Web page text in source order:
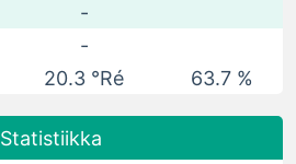
-
-
20.3 °Ré 63.7 %
Statistiikka